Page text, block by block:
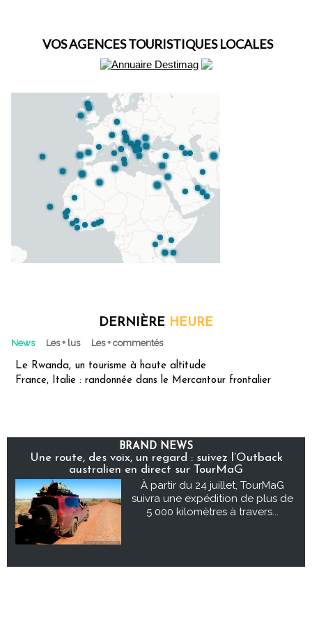
VOS AGENCES TOURISTIQUES LOCALES
DERNIÈRE HEURE
News Les + lus Les + commentés
Le Rwanda, un tourisme à haute altitude
France, Italie : randonnée dans le Mercantour frontalier
BRAND NEWS
Une route, des voix, un regard : suivez l’Outback
australien en direct sur TourMaG
À partir du 24 juillet, TourMaG
suivra une expédition de plus de
5 000 kilomètres à travers...